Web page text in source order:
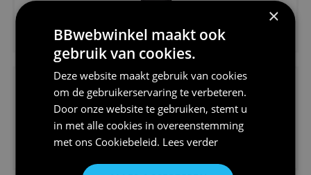
V-hals shirt rood wit blauw st...
€24,95
×
BBwebwinkel maakt ook
gebruik van cookies.
Deze website maakt gebruik van cookies
om de gebruikerservaring te verbeteren.
Door onze website te gebruiken, stemt u
in met alle cookies in overeenstemming
met ons Cookiebeleid. Lees verder